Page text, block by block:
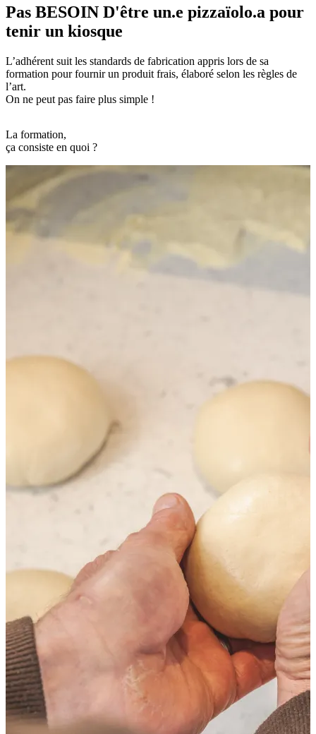
Pas BESOIN D'être un.e pizzaïolo.a pour
tenir un kiosque
L’adhérent suit les standards de fabrication appris lors de sa
formation pour fournir un produit frais, élaboré selon les règles de
l’art.
On ne peut pas faire plus simple !
La formation,
ça consiste en quoi ?